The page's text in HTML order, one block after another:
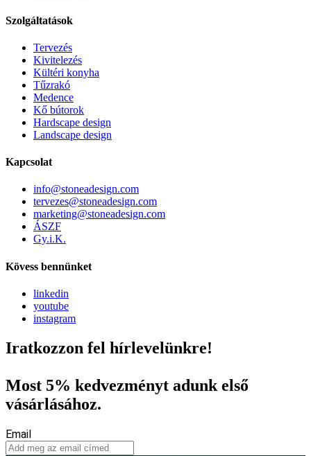
Szolgáltatások
Tervezés
Kivitelezés
Kültéri konyha
Tűzrakó
Medence
Kő bútorok
Hardscape design
Landscape design
Kapcsolat
info@stoneadesign.com
tervezes@stoneadesign.com
marketing@stoneadesign.com
ÁSZF
Gy.i.K.
Kövess bennünket
linkedin
youtube
instagram
Iratkozzon fel hírlevelünkre!
Most 5% kedvezményt adunk első
vásárlásához.
Email